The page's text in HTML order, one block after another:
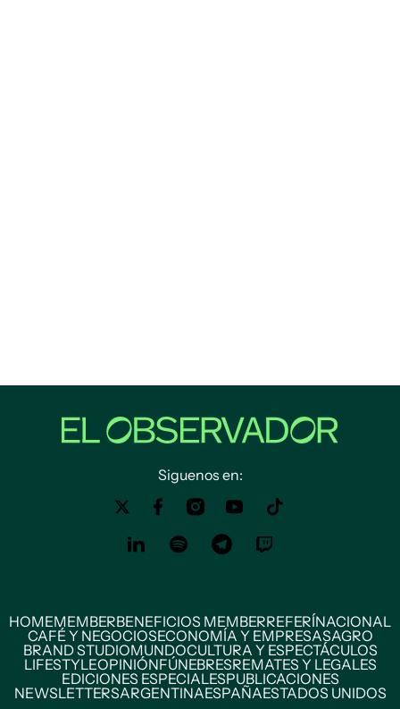
Siguenos en:
HOMEMEMBERBENEFICIOS MEMBERREFERÍNACIONAL
CAFÉ Y NEGOCIOSECONOMÍA Y EMPRESASAGRO
BRAND STUDIOMUNDOCULTURA Y ESPECTÁCULOS
LIFESTYLEOPINIÓNFÚNEBRESREMATES Y LEGALES
EDICIONES ESPECIALESPUBLICACIONES
NEWSLETTERSARGENTINAESPAÑAESTADOS UNIDOS